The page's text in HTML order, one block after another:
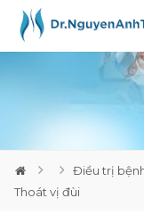
Điều trị
Thoát vị đùi